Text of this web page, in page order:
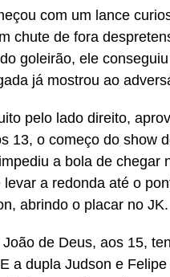
com um lance
chute de fora
goleirão, ele
já mostrou ao
pelo lado direito,
13, o começo do show
a bola de chegar
a redonda até o
abrindo o placar no JK.
de Deus, aos 15,
a dupla Judson e